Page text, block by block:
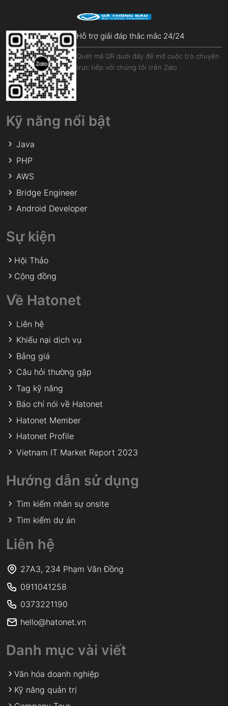
Hỗ trợ giải đáp thắc mắc 24/24
Quét mã QR dưới đây để mở cuộc trò chuyện
trực tiếp với chúng tôi trên Zalo
Kỹ năng nổi bật
Java
PHP
AWS
Bridge Engineer
Android Developer
Sự kiện
Hội Thảo
Cộng đồng
Về Hatonet
Liên hệ
Khiếu nại dịch vụ
Bảng giá
Câu hỏi thường gặp
Tag kỹ năng
Báo chí nói về Hatonet
Hatonet Member
Hatonet Profile
Vietnam IT Market Report 2023
Hướng dẫn sử dụng
Tìm kiếm nhân sự onsite
Tìm kiếm dự án
Liên hệ
27A3, 234 Phạm Văn Đồng
0911041258
0373221190
hello@hatonet.vn
Danh mục vài viết
Văn hóa doanh nghiệp
Kỹ năng quản trị